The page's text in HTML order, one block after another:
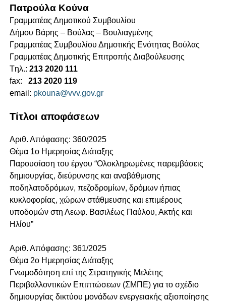
Πατρούλα Κούνα
Γραμματέας Δημοτικού Συμβουλίου
Δήμου Βάρης – Βούλας – Βουλιαγμένης
Γραμματέας Συμβουλίου Δημοτικής Ενότητας Βούλας
Γραμματέας Δημοτικής Επιτροπής Διαβούλευσης
Tηλ.:213 2020 111
fax:213 2020 119
email: pkouna@vvv.gov.gr
Τίτλοι αποφάσεων
Αριθ. Απόφασης: 360/2025
Θέμα 1o Ημερησίας Διάταξης
Παρουσίαση του έργου “Ολοκληρωμένες παρεμβάσεις
δημιουργίας, διεύρυνσης και αναβάθμισης
ποδηλατοδρόμων, πεζοδρομίων, δρόμων ήπιας
κυκλοφορίας, χώρων στάθμευσης και επιμέρους
υποδομών στη Λεωφ. Βασιλέως Παύλου, Ακτής και
Ηλίου”
Αριθ. Απόφασης: 361/2025
Θέμα 2o Ημερησίας Διάταξης
Γνωμοδότηση επί της Στρατηγικής Μελέτης
Περιβαλλοντικών Επιπτώσεων (ΣΜΠΕ) για το σχέδιο
δημιουργίας δικτύου μονάδων ενεργειακής αξιοποίησης